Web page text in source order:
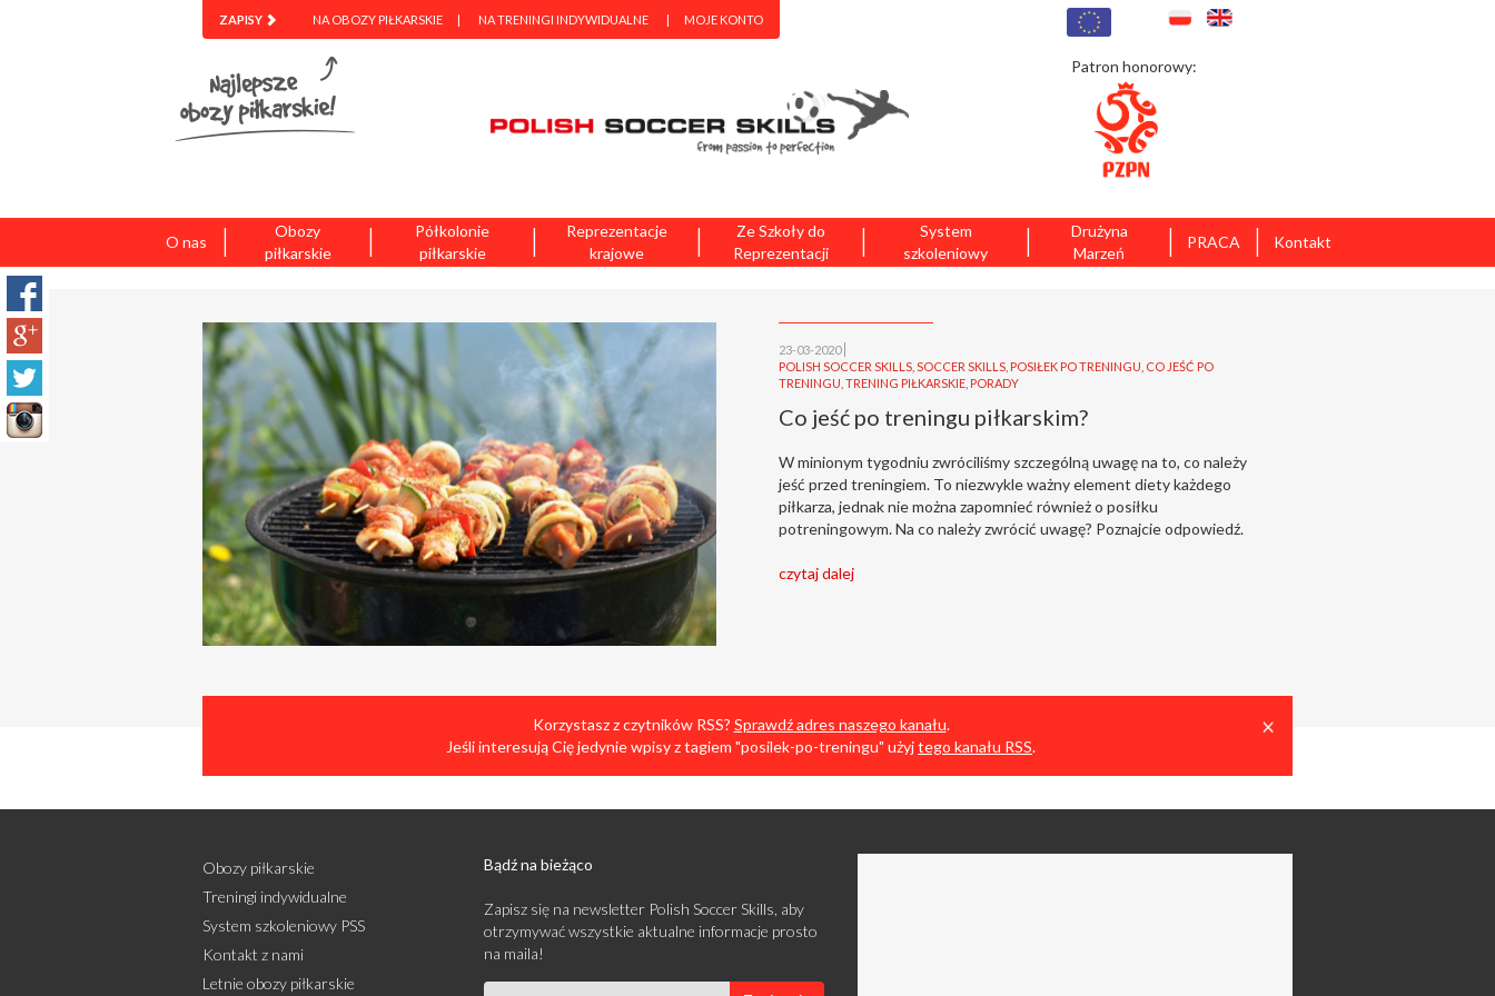
ZAPISY NA OBOZY PIŁKARSKIE NA TRENINGI INDYWIDUALNE MOJE KONTO
Patron honorowy:
O nas
Obozy
piłkarskie
|
Półkolonie
piłkarskie
|
Reprezentacje
krajowe
|
Ze Szkoły do
Reprezentacji
|
System
szkoleniowy
|
Drużyna
Marzeń
| PRACA
| Kontakt
|
23-03-2020
POLISH SOCCER SKILLS SOCCER SKILLS POSIŁEK PO TRENINGU CO JEŚĆ PO
TRENINGU TRENING PIŁKARSKIE PORADY
Co jeść po treningu piłkarskim?
W minionym tygodniu zwróciliśmy szczególną uwagę na to, co należy
jeść przed treningiem. To niezwykle ważny element diety każdego
piłkarza, jednak nie można zapomnieć również o posiłku
potreningowym. Na co należy zwrócić uwagę? Poznajcie odpowiedź.
czytaj dalej
×
Korzystasz z czytników RSS? Sprawdź adres naszego kanału.
Jeśli interesują Cię jedynie wpisy z tagiem "posilek-po-treningu" użyjtego kanału RSS.
Obozy piłkarskie
Treningi indywidualne
System szkoleniowy PSS
Kontakt z nami
Letnie obozy piłkarskie
Bądź na bieżąco
Zapisz się na newsletter Polish Soccer Skills, aby
otrzymywać wszystkie aktualne informacje prosto
na maila!